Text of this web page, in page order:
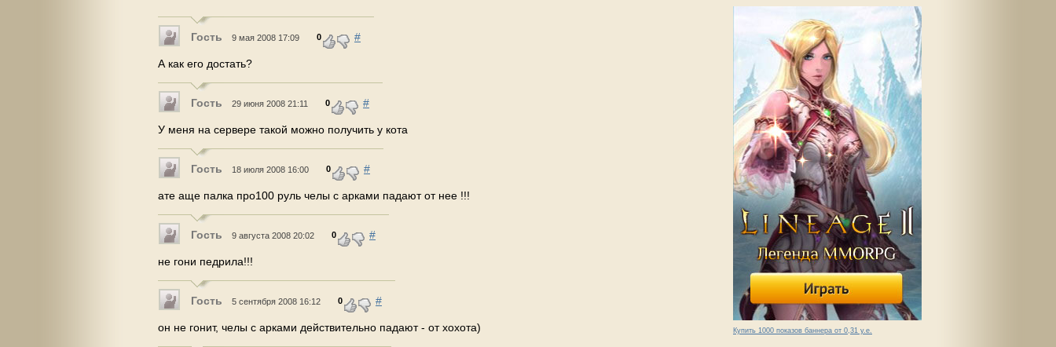
Купить 1000 показов баннера от 0,31 у.е.
Гость 9 мая 2008 17:09 0 #
А как его достать?
Гость 29 июня 2008 21:11 0 #
У меня на сервере такой можно получить у кота
Гость 18 июля 2008 16:00 0 #
ате аще палка про100 руль челы с арками падают от нее !!!
Гость 9 августа 2008 20:02 0 #
не гони педрила!!!
Гость 5 сентября 2008 16:12 0 #
он не гонит, челы с арками действительно падают - от хохота)